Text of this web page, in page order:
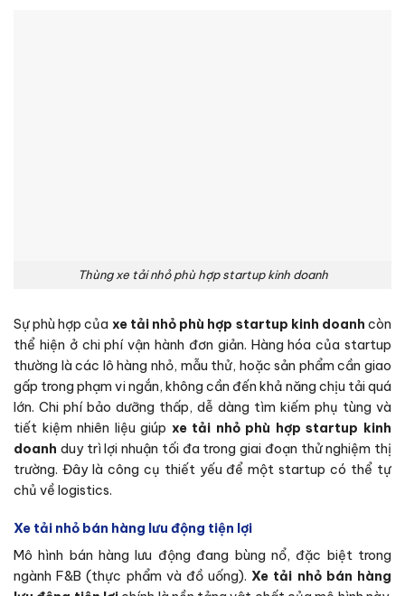
Thùng xe tải nhỏ phù hợp startup kinh doanh
Sự phù hợp của xe tải nhỏ phù hợp startup kinh doanh còn
thể hiện ở chi phí vận hành đơn giản. Hàng hóa của startup
thường là các lô hàng nhỏ, mẫu thử, hoặc sản phẩm cần giao
gấp trong phạm vi ngắn, không cần đến khả năng chịu tải quá
lớn. Chi phí bảo dưỡng thấp, dễ dàng tìm kiếm phụ tùng và
tiết kiệm nhiên liệu giúp xe tải nhỏ phù hợp startup kinh
doanh duy trì lợi nhuận tối đa trong giai đoạn thử nghiệm thị
trường. Đây là công cụ thiết yếu để một startup có thể tự
chủ về logistics.
Xe tải nhỏ bán hàng lưu động tiện lợi
Mô hình bán hàng lưu động đang bùng nổ, đặc biệt trong
ngành F&B (thực phẩm và đồ uống). Xe tải nhỏ bán hàng